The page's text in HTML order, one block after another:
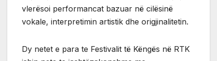
vlerësoi performancat bazuar në cilësinë
vokale, interpretimin artistik dhe origjinalitetin.
Dy netet e para te Festivalit të Këngës në RTK